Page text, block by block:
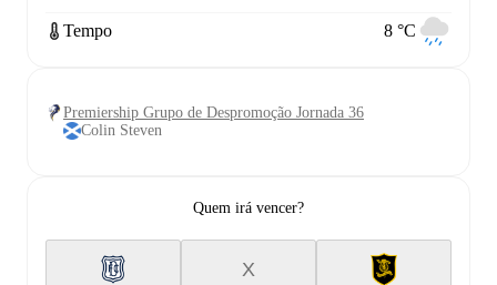
Tempo 8 °C
Premiership Grupo de Despromoção Jornada 36
Colin Steven
Quem irá vencer?
X